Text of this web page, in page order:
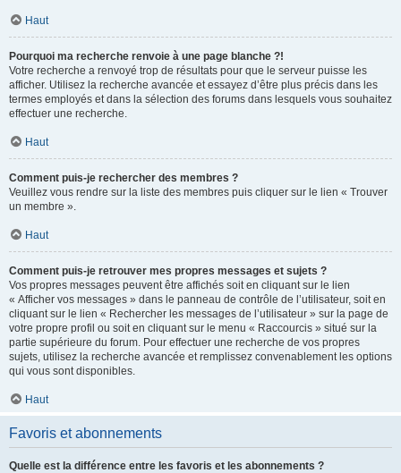
Haut
Pourquoi ma recherche renvoie à une page blanche ?!
Votre recherche a renvoyé trop de résultats pour que le serveur puisse les
afficher. Utilisez la recherche avancée et essayez d’être plus précis dans les
termes employés et dans la sélection des forums dans lesquels vous souhaitez
effectuer une recherche.
Haut
Comment puis-je rechercher des membres ?
Veuillez vous rendre sur la liste des membres puis cliquer sur le lien « Trouver
un membre ».
Haut
Comment puis-je retrouver mes propres messages et sujets ?
Vos propres messages peuvent être affichés soit en cliquant sur le lien
« Afficher vos messages » dans le panneau de contrôle de l’utilisateur, soit en
cliquant sur le lien « Rechercher les messages de l’utilisateur » sur la page de
votre propre profil ou soit en cliquant sur le menu « Raccourcis » situé sur la
partie supérieure du forum. Pour effectuer une recherche de vos propres
sujets, utilisez la recherche avancée et remplissez convenablement les options
qui vous sont disponibles.
Haut
Favoris et abonnements
Quelle est la différence entre les favoris et les abonnements ?